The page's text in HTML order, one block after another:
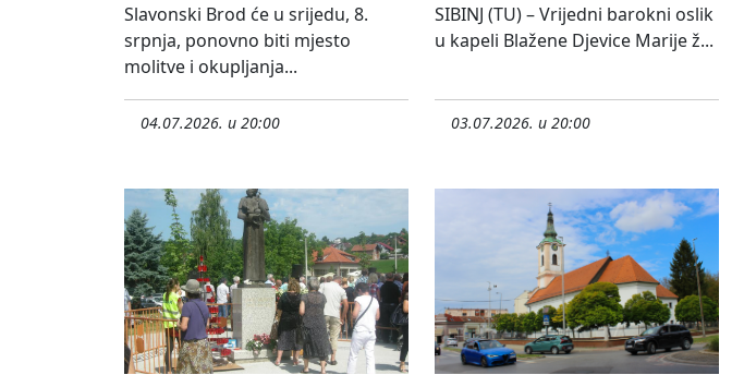
Slavonski Brod će u srijedu, 8.
srpnja, ponovno biti mjesto
molitve i okupljanja...
04.07.2026. u 20:00
SIBINJ (TU) – Vrijedni barokni oslik
u kapeli Blažene Djevice Marije ž...
03.07.2026. u 20:00